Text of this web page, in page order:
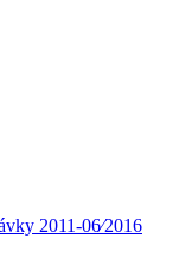
2011-06⁄2016